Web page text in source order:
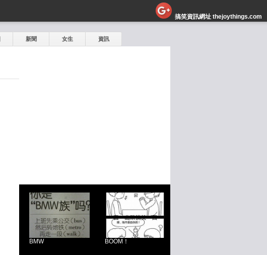
搞笑資訊網址 thejoythings.com
新聞 女生 資訊
BMW BOOM！